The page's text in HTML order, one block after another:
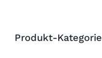
Produkt-Kategorie